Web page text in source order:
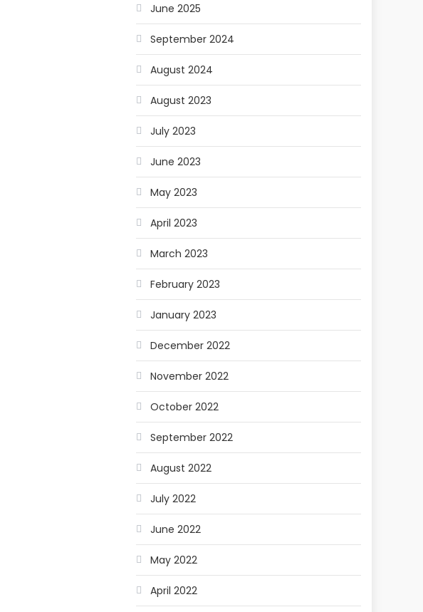
June 2025
September 2024
August 2024
August 2023
July 2023
June 2023
May 2023
April 2023
March 2023
February 2023
January 2023
December 2022
November 2022
October 2022
September 2022
August 2022
July 2022
June 2022
May 2022
April 2022